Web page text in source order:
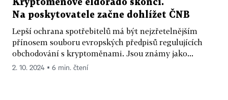
Kryptoměnové eldorádo skončí.
Na poskytovatele začne dohlížet ČNB
Lepší ochrana spotřebitelů má být nejzřetelnějším
přínosem souboru evropských předpisů regulujících
obchodování s kryptoměnami. Jsou známy jako...
2. 10. 2024 ▪ 6 min. čtení